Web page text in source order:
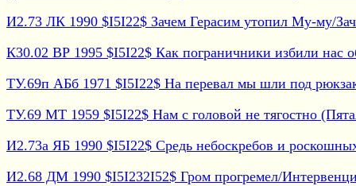
И2.73 ЛК 1990 $I5I22$ Зачем Герасим утопил Му-му/
К30.02 ВР 1995 $I5I22$ Как пограничники избили нас
ТУ.69п АБб 1971 $I5I22$ На перевал мы шли под
ТУ.69 МТ 1959 $I5I22$ Нам с головой не тягостно
И2.73а ЯБ 1990 $I5I22$ Средь небоскребов и
И2.68 ДМ 1990 $I5I232I52$ Гром прогремел/